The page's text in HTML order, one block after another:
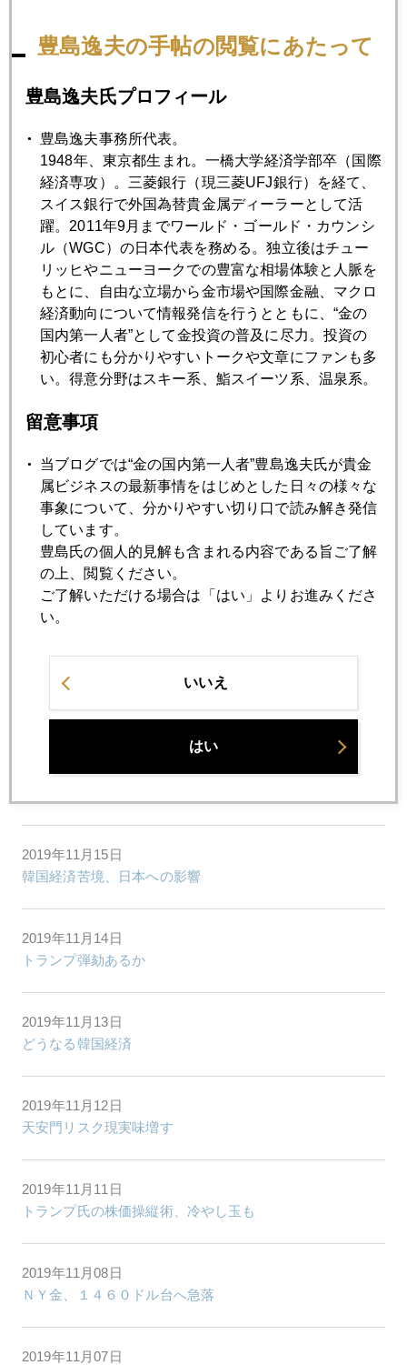
2019年
2019年11月29日
ＧＯＬＤ ＰＲＥＳＳ更新
2019年11月26日
米中合意に向け本気度を探る市場
2019年11月25日
１０００人のゴールド・セミナー
2019年11月22日
渋野日向子プロに見る女性投資家の資質
2019年11月21日
サブプライム危機再来はあるか
2019年11月20日
金は「誰の債務でもない」資産
2019年11月19日
米中貿易戦争、中国側の本音
2019年11月18日
2019年11月15日
韓国経済苦境、日本への影響
2019年11月14日
トランプ弾劾あるか
2019年11月13日
どうなる韓国経済
2019年11月12日
天安門リスク現実味増す
2019年11月11日
トランプ氏の株価操縦術、冷やし玉も
2019年11月08日
ＮＹ金、１４６０ドル台へ急落
2019年11月07日
豊島逸夫の手帖の閲覧にあたって
豊島逸夫氏プロフィール
豊島逸夫事務所代表。
1948年、東京都生まれ。一橋大学経済学部卒（国際
経済専攻）。三菱銀行（現三菱UFJ銀行）を経て、
スイス銀行で外国為替貴金属ディーラーとして活
躍。2011年9月までワールド・ゴールド・カウンシ
ル（WGC）の日本代表を務める。独立後はチュー
リッヒやニューヨークでの豊富な相場体験と人脈を
もとに、自由な立場から金市場や国際金融、マクロ
経済動向について情報発信を行うとともに、“金の
国内第一人者”として金投資の普及に尽力。投資の
初心者にも分かりやすいトークや文章にファンも多
い。得意分野はスキー系、鮨スイーツ系、温泉系。
留意事項
当ブログでは“金の国内第一人者”豊島逸夫氏が貴金
属ビジネスの最新事情をはじめとした日々の様々な
事象について、分かりやすい切り口で読み解き発信
しています。
豊島氏の個人的見解も含まれる内容である旨ご了解
の上、閲覧ください。
ご了解いただける場合は「はい」よりお進みくださ
い。
いいえ
はい